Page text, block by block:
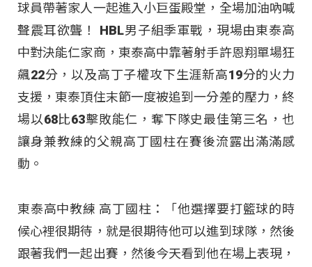
球員帶著家人一起進入小巨蛋殿堂，全場加油吶喊
聲震耳欲聾！ HBL男子組季軍戰，現場由東泰高
中對決能仁家商，東泰高中靠著射手許恩翔單場狂
飆22分，以及高丁子權攻下生涯新高19分的火力
支援，東泰頂住末節一度被追到一分差的壓力，終
場以68比63擊敗能仁，奪下隊史最佳第三名，也
讓身兼教練的父親高丁國柱在賽後流露出滿滿感
動。
東泰高中教練 高丁國柱：「他選擇要打籃球的時
候心裡很期待，就是很期待他可以進到球隊，然後
跟著我們一起出賽，然後今天看到他在場上表現，